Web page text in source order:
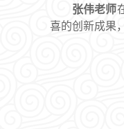
张伟老师
喜的创新成果